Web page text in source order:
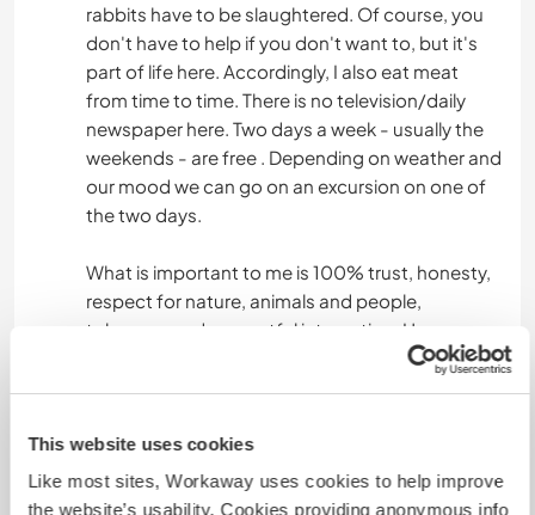
This website uses cookies
Like most sites, Workaway uses cookies to help improve
the website’s usability. Cookies providing anonymous info
rabbits have to be slaughtered. Of course, you
don't have to help if you don't want to, but it's
part of life here. Accordingly, I also eat meat
from time to time. There is no television/daily
newspaper here. Two days a week - usually the
weekends - are free . Depending on weather and
our mood we can go on an excursion on one of
the two days.
What is important to me is 100% trust, honesty,
respect for nature, animals and people,
tolerance and respectful interaction. House
rules: Take off your shoes, never clean the iron
outside.
Only mentally and physically fully healthy